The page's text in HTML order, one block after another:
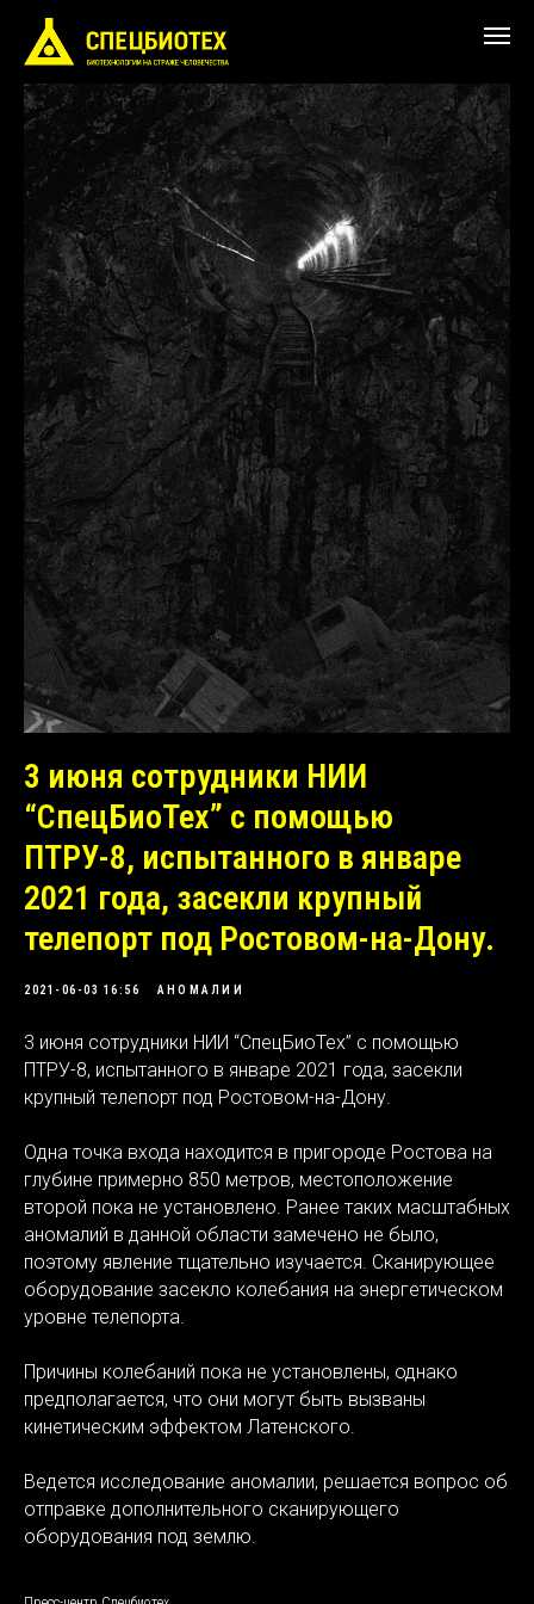
3 июня сотрудники НИИ
“СпецБиоТех” с помощью
ПТРУ-8, испытанного в январе
2021 года, засекли крупный
телепорт под Ростовом-на-Дону.
2021-06-03 16:56 АНОМАЛИИ
3 июня сотрудники НИИ “СпецБиоТех” с помощью
ПТРУ-8, испытанного в январе 2021 года, засекли
крупный телепорт под Ростовом-на-Дону.
Одна точка входа находится в пригороде Ростова на
глубине примерно 850 метров, местоположение
второй пока не установлено. Ранее таких масштабных
аномалий в данной области замечено не было,
поэтому явление тщательно изучается. Сканирующее
оборудование засекло колебания на энергетическом
уровне телепорта.
Причины колебаний пока не установлены, однако
предполагается, что они могут быть вызваны
кинетическим эффектом Латенского.
Ведется исследование аномалии, решается вопрос об
отправке дополнительного сканирующего
оборудования под землю.